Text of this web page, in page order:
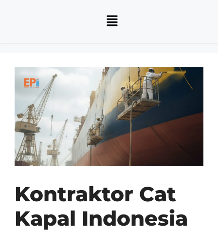
Kontraktor Cat
Kapal Indonesia